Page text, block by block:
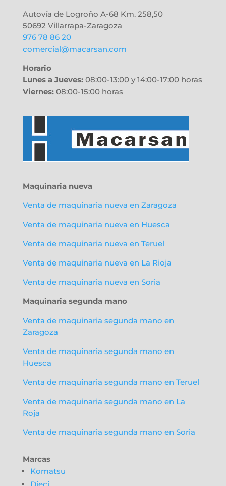
Autovía de Logroño A-68 Km. 258,50
50692 Villarrapa-Zaragoza
976 78 86 20
comercial@macarsan.com
Horario
Lunes a Jueves:08:00-13:00 y 14:00-17:00 horas
Viernes:08:00-15:00 horas
Maquinaria nueva
Venta de maquinaria nueva en Zaragoza
Venta de maquinaria nueva en Huesca
Venta de maquinaria nueva en Teruel
Venta de maquinaria nueva en La Rioja
Venta de maquinaria nueva en Soria
Maquinaria segunda mano
Venta de maquinaria segunda mano en
Zaragoza
Venta de maquinaria segunda mano en
Huesca
Venta de maquinaria segunda mano en Teruel
Venta de maquinaria segunda mano en La
Roja
Venta de maquinaria segunda mano en Soria
Marcas
Komatsu
Dieci